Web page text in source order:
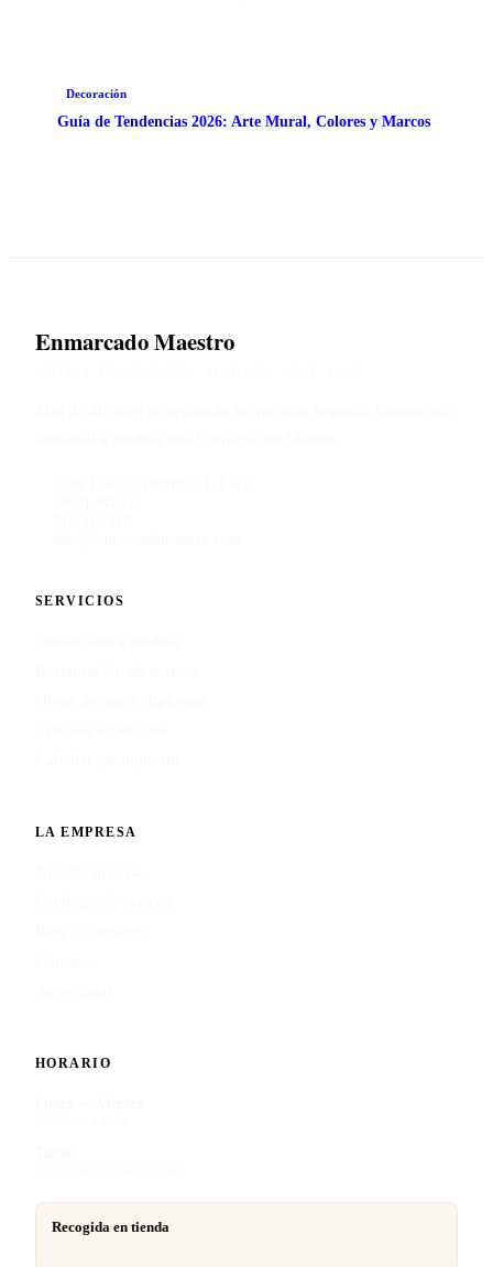
Decoración
Guía de Tendencias 2026: Arte Mural, Colores y Marcos
Enmarcado Maestro
SERVICIOS
LA EMPRESA
HORARIO
Recogida en tienda